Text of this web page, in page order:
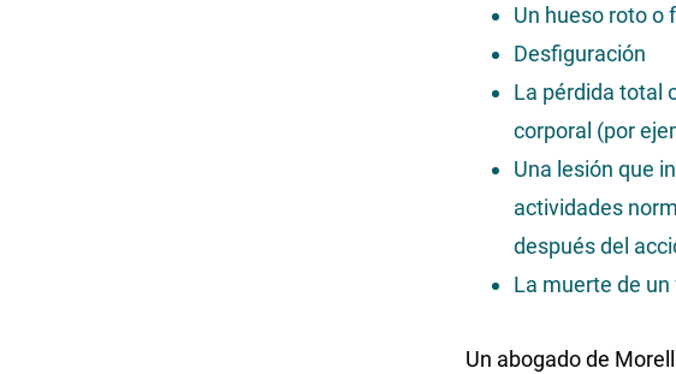
Un hueso roto o
Desfiguración
La pérdida total
corporal (por
Una lesión que
actividades
después del
La muerte de
Un abogado de